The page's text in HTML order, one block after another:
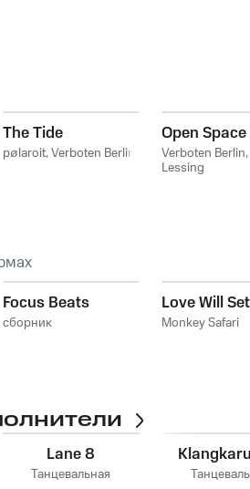
The Tide
pølaroit,Verboten Berlin
Open Space
Verboten Berlin,
Lessing
Focus Beats
сборник
Love Will Set
Monkey Safari
Lane 8
Танцевальная